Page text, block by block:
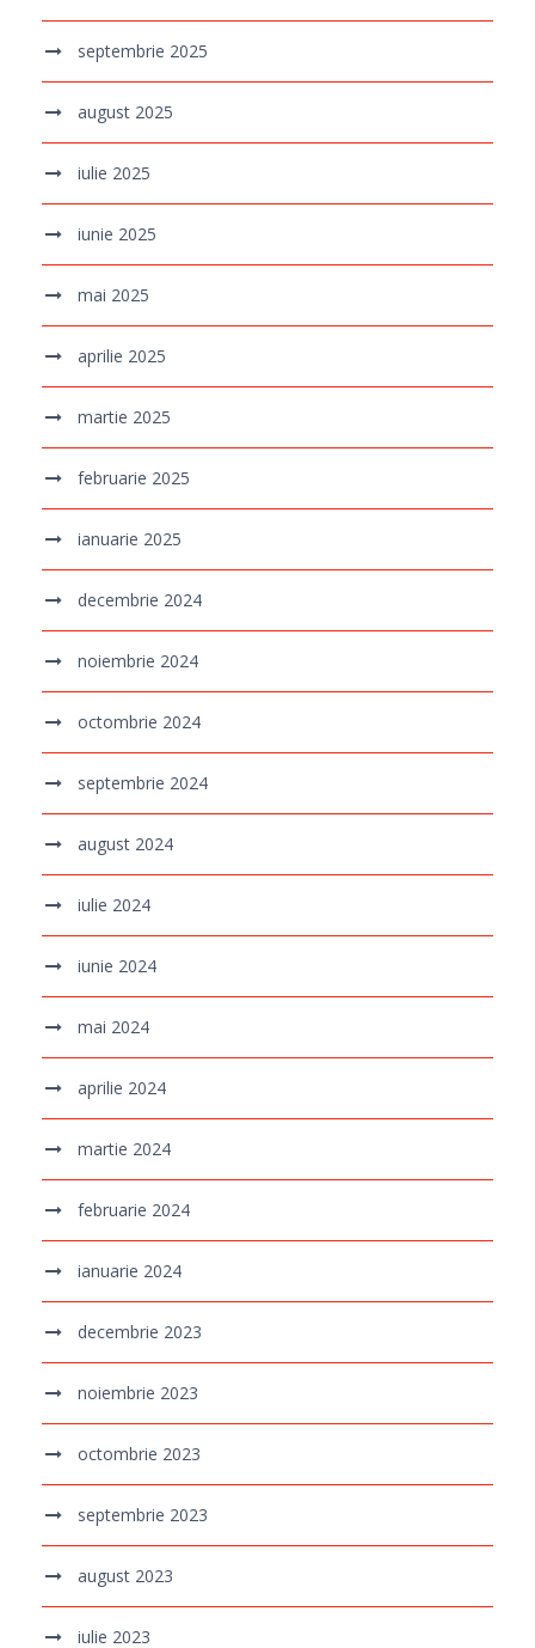
septembrie 2025
august 2025
iulie 2025
iunie 2025
mai 2025
aprilie 2025
martie 2025
februarie 2025
ianuarie 2025
decembrie 2024
noiembrie 2024
octombrie 2024
septembrie 2024
august 2024
iulie 2024
iunie 2024
mai 2024
aprilie 2024
martie 2024
februarie 2024
ianuarie 2024
decembrie 2023
noiembrie 2023
octombrie 2023
septembrie 2023
august 2023
iulie 2023